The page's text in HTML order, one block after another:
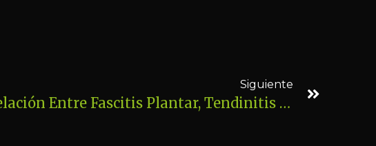
Siguiente
Raúl Seco. Relación Entre Fascitis Plantar, Tendinitis De Aquiles, Intestino, Y Alimentación